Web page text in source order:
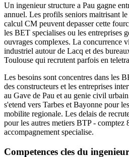
Un ingenieur structure a Pau gagne
annuel. Les profils seniors maitrisant
calcul CM peuvent depasser cette
les BET specialises ou les entreprises
ouvrages complexes. La concurrence
industriel autour de Lacq et des
Toulouse qui recrutent parfois en
Les besoins sont concentres dans les
des constructeurs et les entreprises
au Gave de Pau et au genie civil
s'etend vers Tarbes et Bayonne pour
mobilite regionale. Les delais de
pour les autres metiers BTP - comptez
accompagnement specialise.
Competences cles du